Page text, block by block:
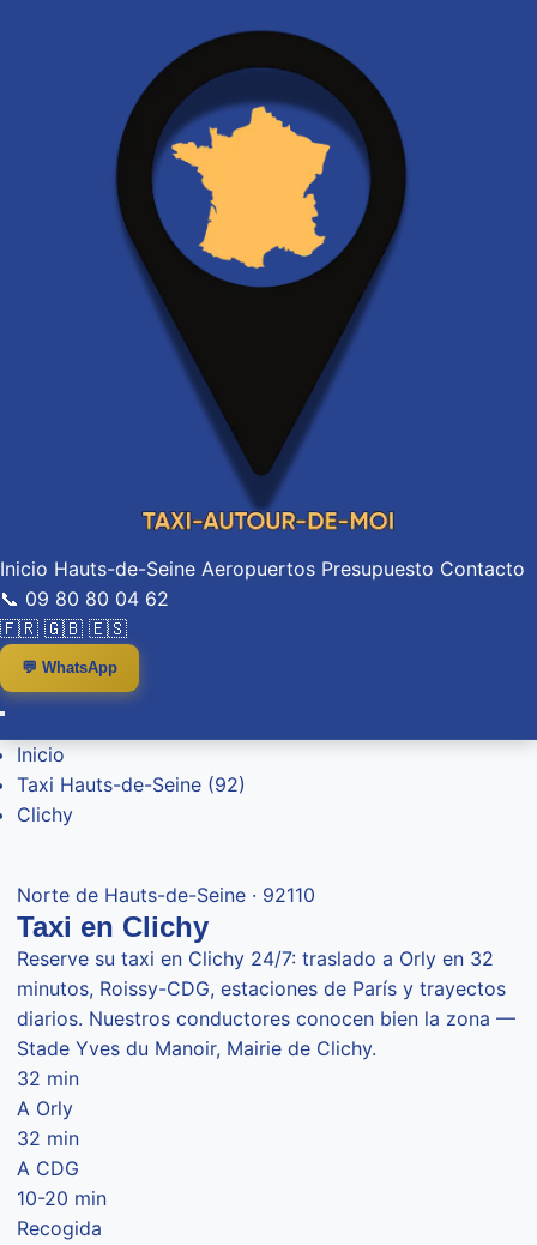
Inicio Hauts-de-Seine Aeropuertos Presupuesto Contacto
📞 09 80 80 04 62
🇫🇷 🇬🇧 🇪🇸
💬 WhatsApp
Inicio
Taxi Hauts-de-Seine (92)
Clichy
Norte de Hauts-de-Seine · 92110
Taxi en Clichy
Reserve su taxi en Clichy 24/7: traslado a Orly en 32
minutos, Roissy-CDG, estaciones de París y trayectos
diarios. Nuestros conductores conocen bien la zona —
Stade Yves du Manoir, Mairie de Clichy.
32 min
A Orly
32 min
A CDG
10-20 min
Recogida